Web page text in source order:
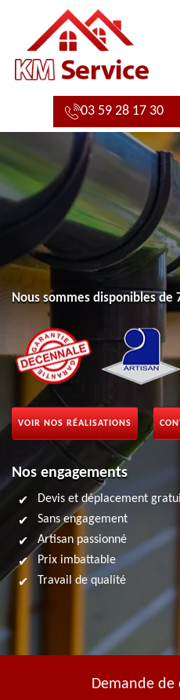
03 59 28 17 30
Nous sommes disponibles de
VOIR NOS RÉALISATIONS
Nos engagements
Devis et déplacement
Sans engagement
Artisan passionné
Prix imbattable
Travail de qualité
Demande